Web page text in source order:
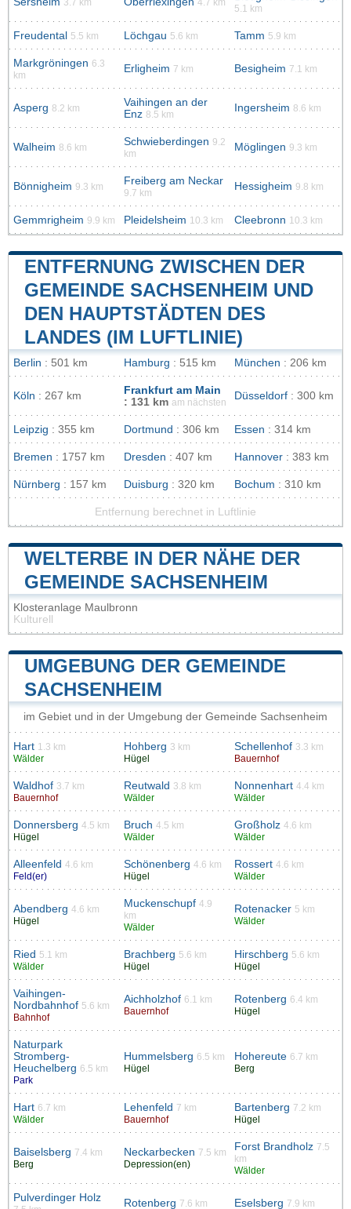
3.7 km 4.7 km
5.1 km
Freudental 5.5 km Löchgau 5.6 km Tamm 5.9 km
Markgröningen 6.3
km
Erligheim 7 km Besigheim 7.1 km
Asperg 8.2 km
Vaihingen an der
Enz 8.5 km
Ingersheim 8.6 km
Walheim 8.6 km Schwieberdingen 9.2
km
Möglingen 9.3 km
Bönnigheim 9.3 km Freiberg am Neckar
9.7 km
Hessigheim 9.8 km
Gemmrigheim 9.9 km Pleidelsheim 10.3 km Cleebronn 10.3 km
ENTFERNUNG ZWISCHEN DER
GEMEINDE SACHSENHEIM UND
DEN HAUPTSTÄDTEN DES
LANDES (IM LUFTLINIE)
Berlin : 501 km Hamburg : 515 km München : 206 km
Köln : 267 km
Frankfurt am Main
: 131 km am nächsten
Düsseldorf : 300 km
Leipzig : 355 km Dortmund : 306 km Essen : 314 km
Bremen : 1757 km Dresden : 407 km Hannover : 383 km
Nürnberg : 157 km Duisburg : 320 km Bochum : 310 km
Entfernung berechnet in Luftlinie
WELTERBE IN DER NÄHE DER
GEMEINDE SACHSENHEIM
Klosteranlage Maulbronn
Kulturell
UMGEBUNG DER GEMEINDE
SACHSENHEIM
im Gebiet und in der Umgebung der Gemeinde Sachsenheim
Hart 1.3 km
Wälder
Hohberg 3 km
Hügel
Schellenhof 3.3 km
Bauernhof
Waldhof 3.7 km
Bauernhof
Reutwald 3.8 km
Wälder
Nonnenhart 4.4 km
Wälder
Donnersberg 4.5 km
Hügel
Bruch 4.5 km
Wälder
Großholz 4.6 km
Wälder
Alleenfeld 4.6 km
Feld(er)
Schönenberg 4.6 km
Hügel
Rossert 4.6 km
Wälder
Abendberg 4.6 km
Hügel
Muckenschupf 4.9
km
Wälder
Rotenacker 5 km
Wälder
Ried 5.1 km
Wälder
Brachberg 5.6 km
Hügel
Hirschberg 5.6 km
Hügel
Vaihingen-
Nordbahnhof 5.6 km
Bahnhof
Aichholzhof 6.1 km
Bauernhof
Rotenberg 6.4 km
Hügel
Naturpark
Stromberg-
Heuchelberg 6.5 km
Park
Hummelsberg 6.5 km
Hügel
Hohereute 6.7 km
Berg
Hart 6.7 km
Wälder
Lehenfeld 7 km
Bauernhof
Bartenberg 7.2 km
Hügel
Baiselsberg 7.4 km
Berg
Neckarbecken 7.5 km
Depression(en)
Forst Brandholz 7.5
km
Wälder
Pulverdinger Holz Rotenberg 7.6 km
Eselsberg 7.9 km